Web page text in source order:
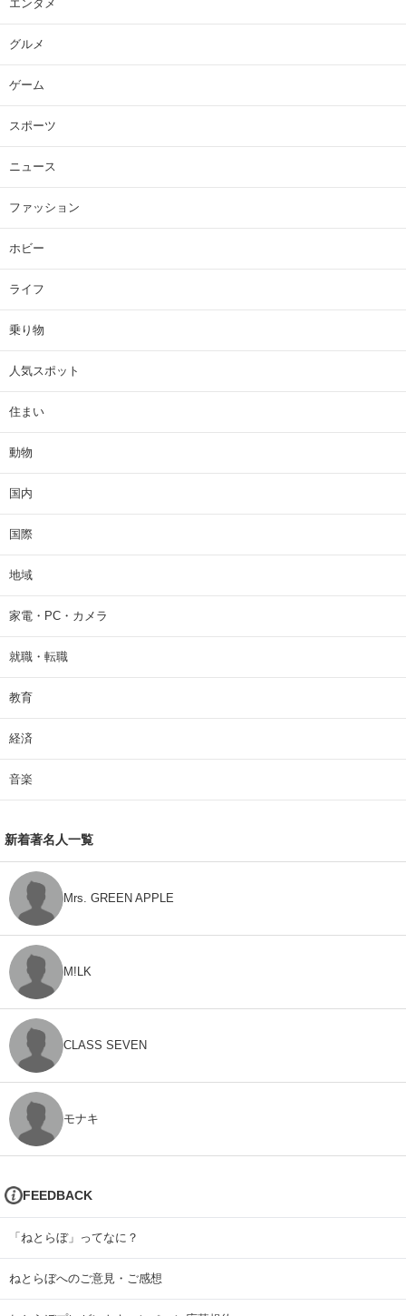
エンタメ
グルメ
ゲーム
スポーツ
ニュース
ファッション
ホビー
ライフ
乗り物
人気スポット
住まい
動物
国内
国際
地域
家電・PC・カメラ
就職・転職
教育
経済
音楽
新着著名人一覧
Mrs. GREEN APPLE
M!LK
CLASS SEVEN
モナキ
FEEDBACK
「ねとらぼ」ってなに？
ねとらぼへのご意見・ご感想